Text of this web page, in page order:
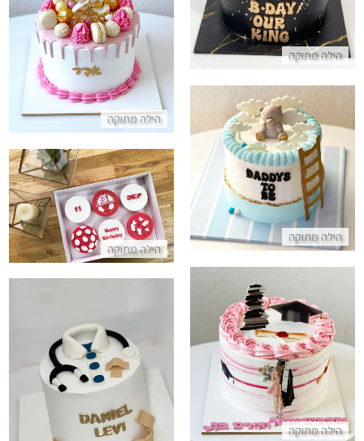
הילה מתוקה
הילה מתוקה
עוגת ממתקים דריפ קייק ורודה
התקשר/י
הילה מתוקה
עוגה לברית פרווה
התקשר/י
הילה מתוקה
קאפקייקס ליום הולדת כדורגל
התקשר/י
הילה מתוקה
עוגה לסיום התואר
התקשר/י עוגה מעוצבת לרופא
התקשר/י